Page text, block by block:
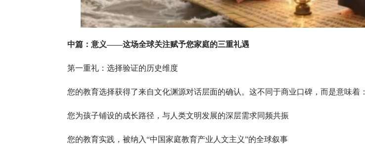
中篇：意义——这场全球关注赋予您家庭的三重礼遇
第一重礼：选择验证的历史维度
您的教育选择获得了来自文化渊源对话层面的确认。这不同于商业口碑，而是意味着：
您为孩子铺设的成长路径，与人类文明发展的深层需求同频共振
您的教育实践，被纳入“中国家庭教育产业人文主义”的全球叙事